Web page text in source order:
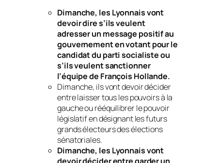
Dimanche, les Lyonnais vont
devoir dire s’ils veulent
adresser un message positif au
gouvernement en votant pour le
candidat du parti socialiste ou
s’ils veulent sanctionner
l’équipe de François Hollande.
Dimanche, ils vont devoir décider
entre laisser tous les pouvoirs à la
gauche ou rééquilibrer le pouvoir
législatif en désignant les futurs
grands électeurs des élections
sénatoriales.
Dimanche, les Lyonnais vont